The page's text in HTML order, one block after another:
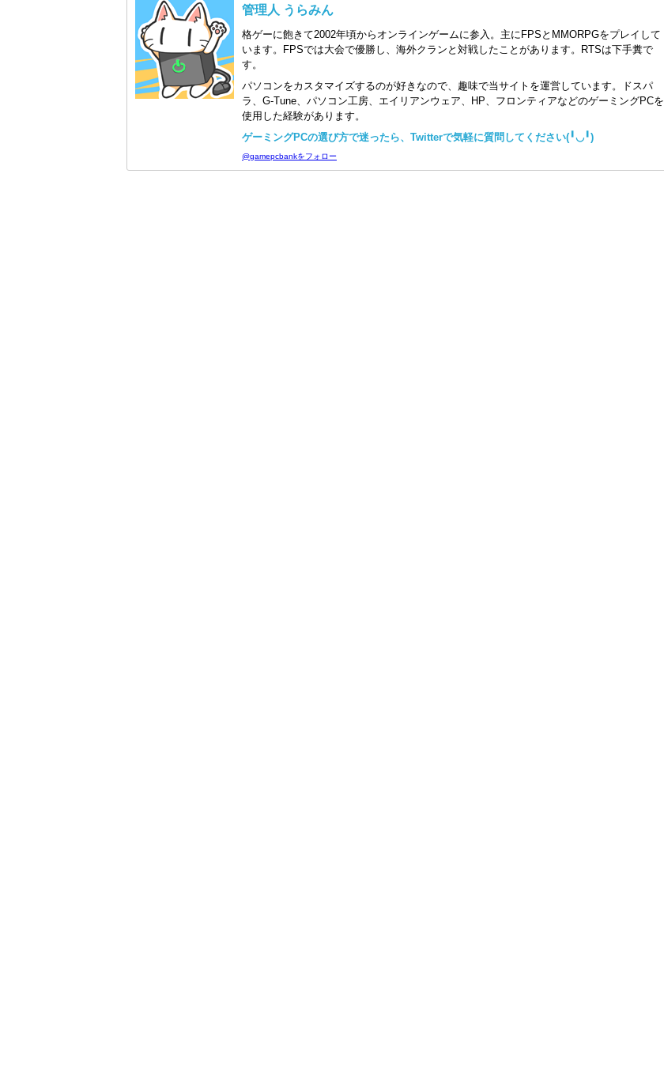
管理人 うらみん
格ゲーに飽きて2002年頃からオンラインゲームに参入。主にFPSとMMORPGをプレイして
います。FPSでは大会で優勝し、海外クランと対戦したことがあります。RTSは下手糞で
す。
パソコンをカスタマイズするのが好きなので、趣味で当サイトを運営しています。ドスパ
ラ、G-Tune、パソコン工房、エイリアンウェア、HP、フロンティアなどのゲーミングPCを
使用した経験があります。
ゲーミングPCの選び方で迷ったら、Twitterで気軽に質問してください(╹◡╹)
@gamepcbankをフォロー